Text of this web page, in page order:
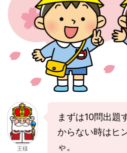
王様
まずは10問出題
からない時はヒ
ゃ。